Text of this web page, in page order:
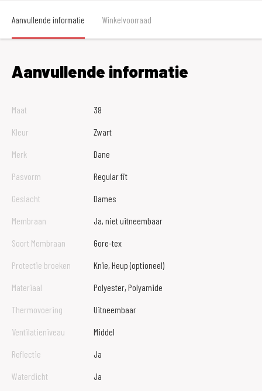
Aanvullende informatie Winkelvoorraad
Aanvullende informatie
Maat
38
Kleur
Zwart
Merk
Dane
Pasvorm
Regular fit
Geslacht
Dames
Membraan
Ja, niet uitneembaar
Soort Membraan
Gore-tex
Protectie broeken
Knie, Heup (optioneel)
Materiaal
Polyester, Polyamide
Thermovoering
Uitneembaar
Ventilatieniveau
Middel
Reflectie
Ja
Waterdicht
Ja